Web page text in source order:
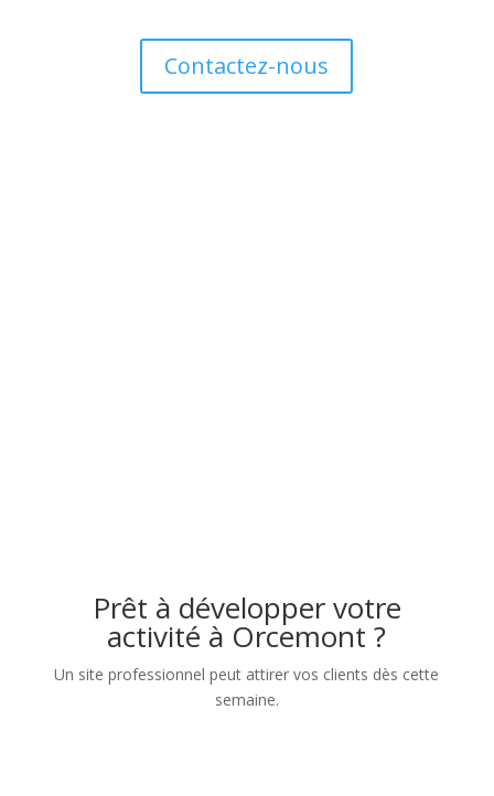
Contactez-nous
Prêt à développer votre
activité à Orcemont ?
Un site professionnel peut attirer vos clients dès cette
semaine.